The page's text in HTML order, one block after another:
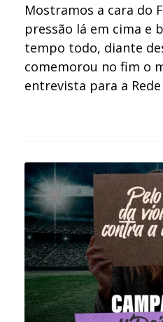
Mostramos a cara do
pressão lá em cima e
tempo todo, diante
comemorou no fim o
entrevista para a Rede